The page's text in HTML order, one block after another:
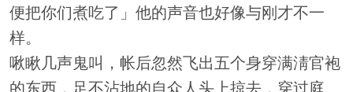
便把你们煮吃了」他的声音也好像与刚才不一
样。
啾瞅几声鬼叫，帐后忽然飞出五个身穿满淸官袍
的东西，足不沾地的自众人头上掠去，穿过庭